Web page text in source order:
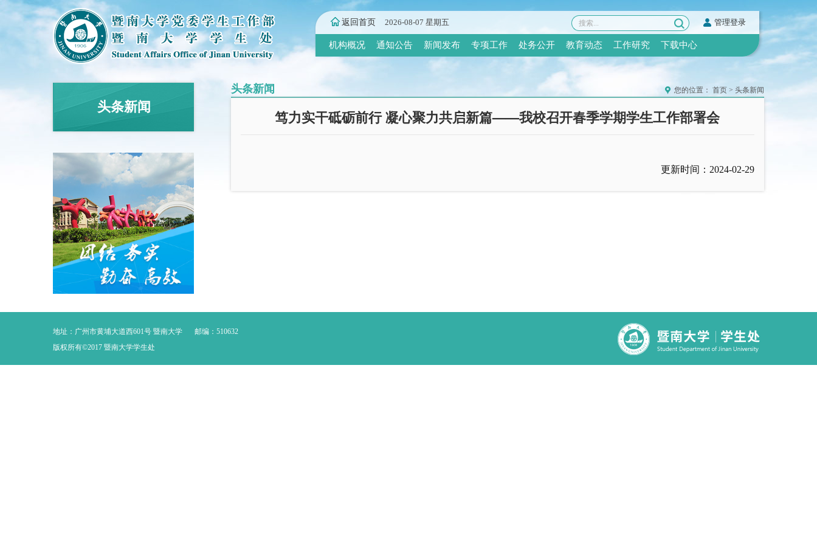
返回首页 2026-08-07 星期五 管理登录
机构概况 通知公告 新闻发布 专项工作 处务公开 教育动态 工作研究 下载中心
头条新闻
头条新闻 您的位置： 首页 > 头条新闻
笃力实干砥砺前行 凝心聚力共启新篇——我校召开春季学期学生工作部署会
更新时间：2024-02-29
地址：广州市黄埔大道西601号 暨南大学
邮编：510632
版权所有©2017 暨南大学学生处